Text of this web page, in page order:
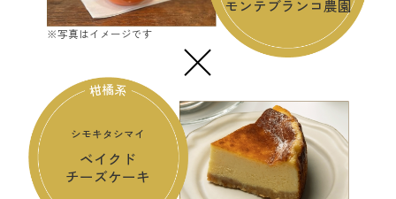
※写真はイメージです
モンテブランコ農園
シモキタシマイ
ベイクド
チーズケーキ